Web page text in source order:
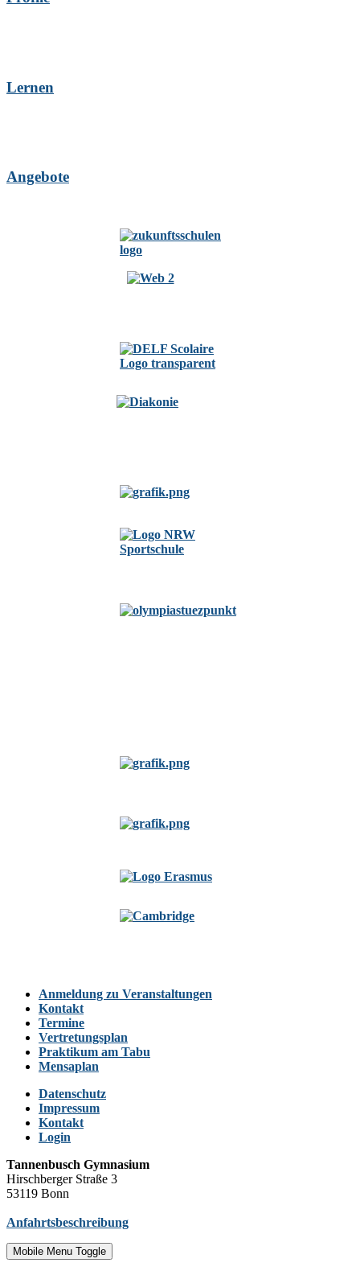
Lernen
Angebote
Anmeldung zu Veranstaltungen
Kontakt
Termine
Vertretungsplan
Praktikum am Tabu
Mensaplan
Datenschutz
Impressum
Kontakt
Login
Tannenbusch Gymnasium
Hirschberger Straße 3
53119 Bonn
Anfahrtsbeschreibung
Mobile Menu Toggle